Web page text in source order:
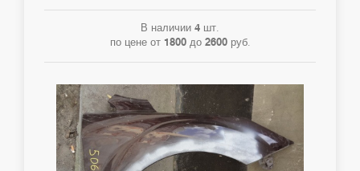
В наличии 4 шт.
по цене от 1800до 2600руб.